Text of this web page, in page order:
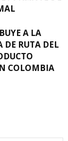
A LA
DE RUTA DEL
COLOMBIA